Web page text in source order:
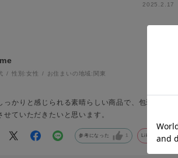
2025.2.17
性別:女性 お住まいの地域: 関東
っかりと感じられる素晴らしい商品で、包装も素
ていただきたいと思います。
参考になった 1 Like! 1